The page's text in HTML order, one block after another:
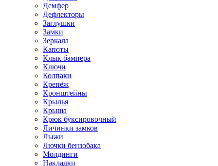
Демфер
Дефлекторы
Заглушки
Замки
Зеркала
Капоты
Клык бампера
Ключи
Колпаки
Крепёж
Кронштейны
Крылья
Крыша
Крюк буксировочный
Личинки замков
Лыжи
Лючки бензобака
Молдинги
Накладки